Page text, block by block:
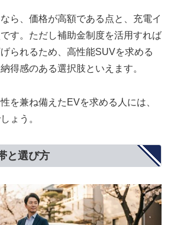
ら、価格が高額である点と、充電イ
す。ただし補助金制度を活用すれば
られるため、高性能SUVを求める
得感のある選択肢といえます。
を兼ね備えたEVを求める人には、
ょう。
と選び方